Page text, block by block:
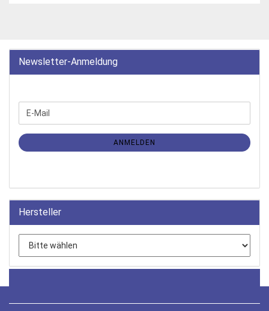
Newsletter-Anmeldung
ZUR
ANMELDUNG
E-
Mail
ANMELDEN
Hersteller